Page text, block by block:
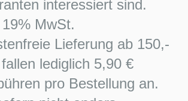
interessiert sind.
MwSt.
Lieferung ab 150,-
lediglich 5,90 €
pro Bestellung an.